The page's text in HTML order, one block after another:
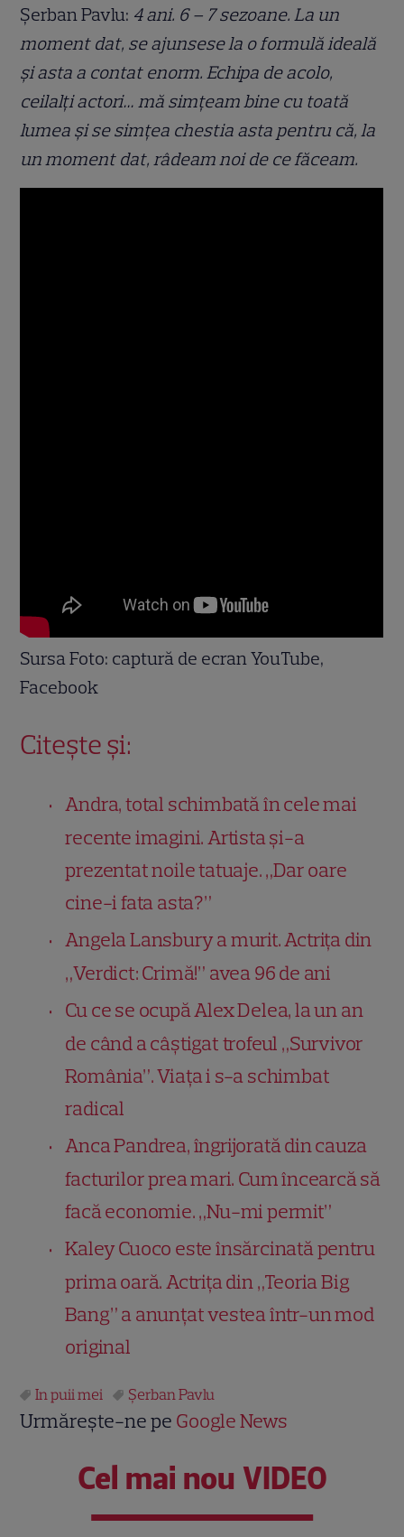
Șerban Pavlu: 4 ani. 6 – 7 sezoane. La un
moment dat, se ajunsese la o formulă ideală
și asta a contat enorm. Echipa de acolo,
ceilalți actori… mă simțeam bine cu toată
lumea și se simțea chestia asta pentru că, la
un moment dat, râdeam noi de ce făceam.
Sursa Foto: captură de ecran YouTube,
Facebook
Citește și:
Andra, total schimbată în cele mai
recente imagini. Artista și-a
prezentat noile tatuaje. „Dar oare
cine-i fata asta?”
Angela Lansbury a murit. Actrița din
„Verdict: Crimă!” avea 96 de ani
Cu ce se ocupă Alex Delea, la un an
de când a câștigat trofeul „Survivor
România”. Viața i s-a schimbat
radical
Anca Pandrea, îngrijorată din cauza
facturilor prea mari. Cum încearcă să
facă economie. „Nu-mi permit”
Kaley Cuoco este însărcinată pentru
prima oară. Actrița din „Teoria Big
Bang” a anunțat vestea într-un mod
original
In puii mei Şerban Pavlu
Urmărește-ne pe Google News
Cel mai nou VIDEO